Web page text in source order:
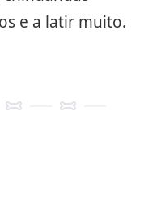
e a latir muito.